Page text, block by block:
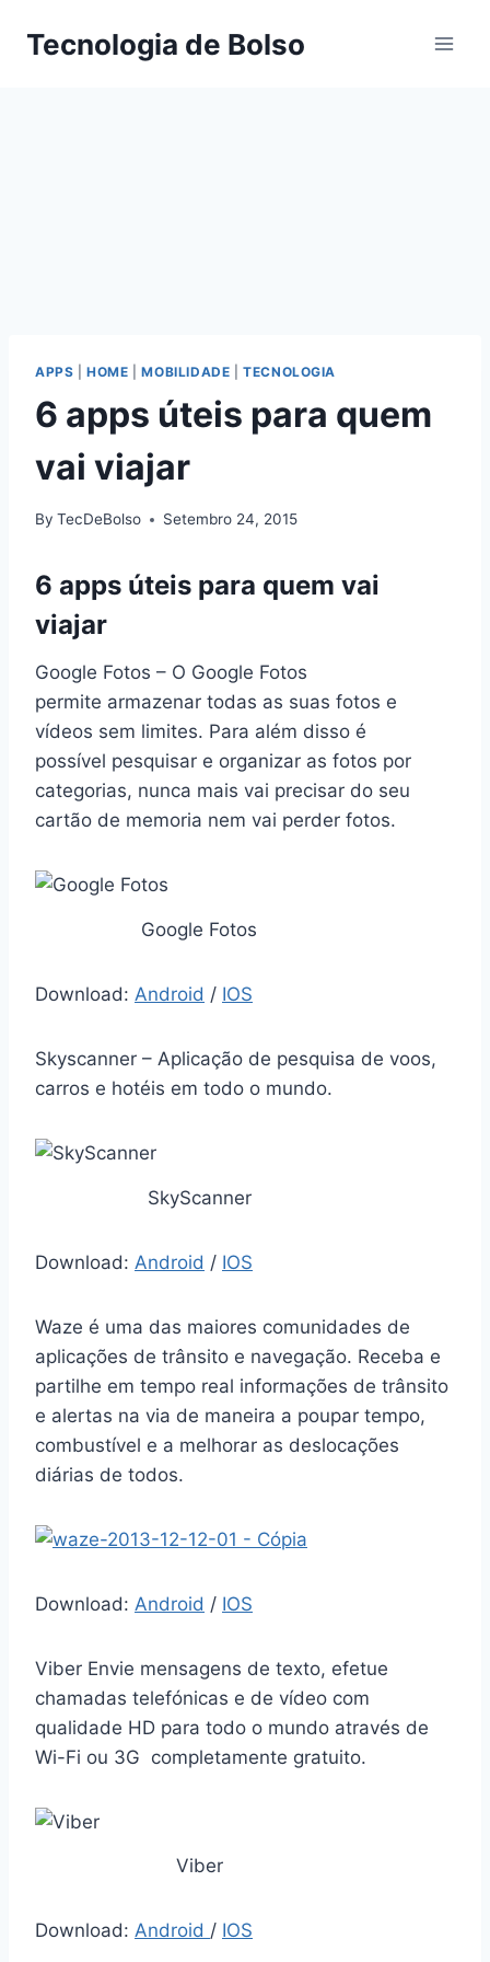
Tecnologia de Bolso
APPS |HOME |MOBILIDADE |TECNOLOGIA
6 apps úteis para quem
vai viajar
By TecDeBolso Setembro 24, 2015
6 apps úteis para quem vai
viajar
Google Fotos – O Google Fotos
permite armazenar todas as suas fotos e
vídeos sem limites. Para além disso é
possível pesquisar e organizar as fotos por
categorias, nunca mais vai precisar do seu
cartão de memoria nem vai perder fotos.
Google Fotos
Download: Android / IOS
Skyscanner – Aplicação de pesquisa de voos,
carros e hotéis em todo o mundo.
SkyScanner
Download: Android / IOS
Waze é uma das maiores comunidades de
aplicações de trânsito e navegação. Receba e
partilhe em tempo real informações de trânsito
e alertas na via de maneira a poupar tempo,
combustível e a melhorar as deslocações
diárias de todos.
Download: Android / IOS
Viber Envie mensagens de texto, efetue
chamadas telefónicas e de vídeo com
qualidade HD para todo o mundo através de
Wi-Fi ou 3G completamente gratuito.
Viber
Download: Android / IOS